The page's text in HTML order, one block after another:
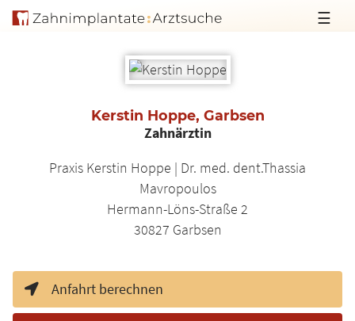
☰
Kerstin Hoppe, Garbsen
Zahnärztin
Praxis Kerstin Hoppe | Dr. med. dent.Thassia
Mavropoulos
Hermann-Löns-Straße 2
30827 Garbsen
Anfahrt berechnen